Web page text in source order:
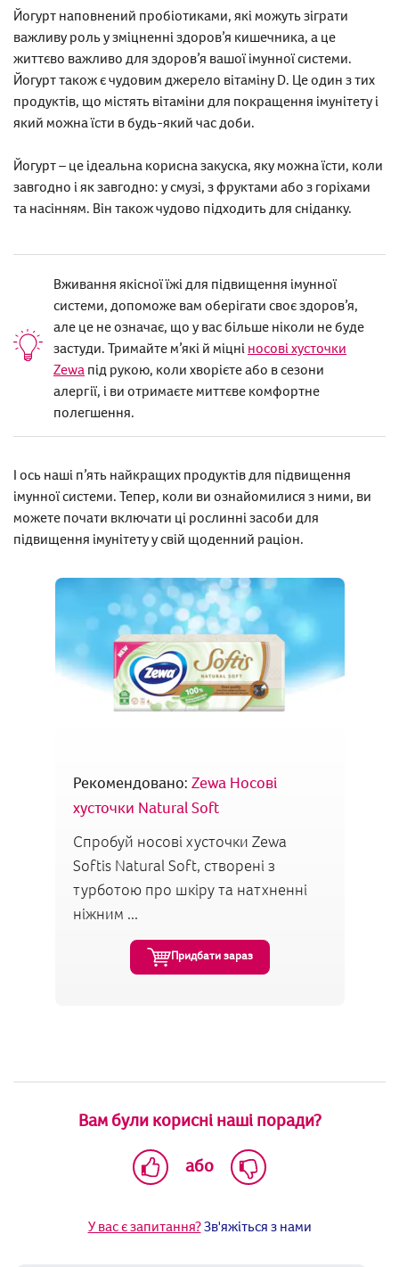
Рекомендовано: Zewa Носові
хусточки Natural Soft
Спробуй носові хусточки Zewa
Softis Natural Soft, створені з
турботою про шкіру та натхненні
ніжним ...
Придбати зараз
Йогурт наповнений пробіотиками, які можуть зіграти
важливу роль у зміцненні здоров’я кишечника, а це
життєво важливо для здоров’я вашої імунної системи.
Йогурт також є чудовим джерело вітаміну D. Це один з тих
продуктів, що містять вітаміни для покращення імунітету і
який можна їсти в будь-який час доби.
Йогурт – це ідеальна корисна закуска, яку можна їсти, коли
завгодно і як завгодно: у смузі, з фруктами або з горіхами
та насінням. Він також чудово підходить для сніданку.
Вживання якісної їжі для підвищення імунної
системи, допоможе вам оберігати своє здоров’я,
але це не означає, що у вас більше ніколи не буде
застуди. Тримайте м’які й міцні носові хусточки
Zewa під рукою, коли хворієте або в сезони
алергії, і ви отримаєте миттєве комфортне
полегшення.
І ось наші п’ять найкращих продуктів для підвищення
імунної системи. Тепер, коли ви ознайомилися з ними, ви
можете почати включати ці рослинні засоби для
підвищення імунітету у свій щоденний раціон.
Вам були корисні наші поради?
або
У вас є запитання?Зв'яжіться з нами